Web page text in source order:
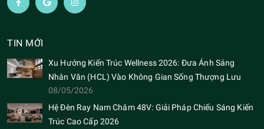
TIN MỚI
Xu Hướng Kiến Trúc Wellness 2026: Đưa Ánh Sáng
Nhân Văn (HCL) Vào Không Gian Sống Thượng Lưu
08/05/2026
Hệ Đèn Ray Nam Châm 48V: Giải Pháp Chiếu Sáng Kiến
Trúc Cao Cấp 2026